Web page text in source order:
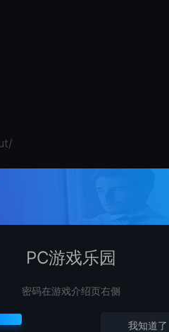
Graphics 4000, 512 MB VRAM
PC游戏乐园
密码在游戏介绍页右侧
我知道了